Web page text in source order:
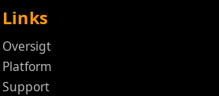
Links
Oversigt
Platform
Support